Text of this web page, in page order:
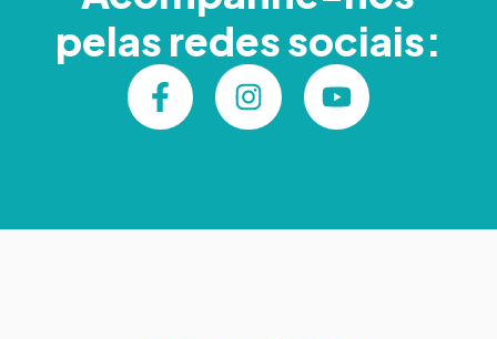
pelas redes sociais: